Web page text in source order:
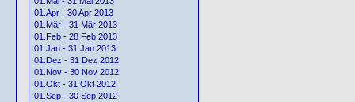
01.Apr - 30 Apr 2013
01.Mär - 31 Mär 2013
01.Feb - 28 Feb 2013
01.Jan - 31 Jan 2013
01.Dez - 31 Dez 2012
01.Nov - 30 Nov 2012
01.Okt - 31 Okt 2012
01.Sep - 30 Sep 2012